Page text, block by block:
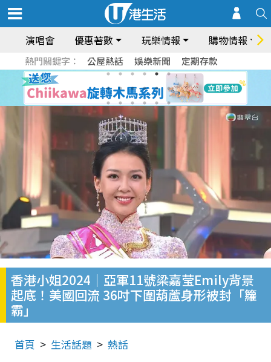
演唱會 優惠著數 玩樂情報 購物情報
熱門關鍵字： 公屋熱話 娛樂新聞 定期存款
香港小姐2024｜亞軍11號梁嘉莹Emily背景
起底！美國回流 36吋下圍葫蘆身形被封「籮
霸」
首頁 生活話題 熱話